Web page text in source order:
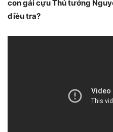
con gái cựu Thủ tướng
điều tra?